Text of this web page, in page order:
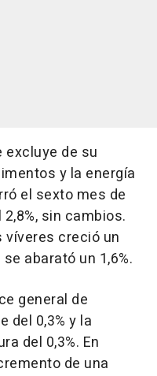
excluye de su
y la energía
el sexto mes de
sin cambios.
víveres creció un
abarató un 1,6%.
general de
del 0,3% y la
del 0,3%. En
de una